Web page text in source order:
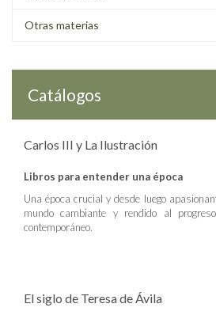
Otras materias
Catálogos
Carlos III y La Ilustración
Libros para entender una época
Una época crucial y desde luego
mundo cambiante y rendido al
contemporáneo.
El siglo de Teresa de Ávila